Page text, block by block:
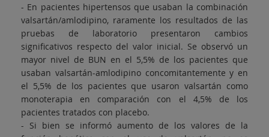
- En pacientes hipertensos que usaban la combinación
valsartán/amlodipino, raramente los resultados de las
pruebas de laboratorio presentaron cambios
significativos respecto del valor inicial. Se observó un
mayor nivel de BUN en el 5,5% de los pacientes que
usaban valsartán-amlodipino concomitantemente y en
el 5,5% de los pacientes que usaron valsartán como
monoterapia en comparación con el 4,5% de los
pacientes tratados con placebo.
- Si bien se informó aumento de los valores de la